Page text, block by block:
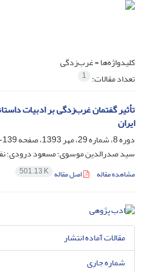
کلیدواژه‌ها =غرب‌زدگی
تعداد مقالات: 1
تأثیر گفتمان غرب‌زدگی بر ادبیات
ایران
دوره 8، شماره 29، مهر 1393، صفحه
139-160
سید صدرالدین موسوی؛ مسعود درودی؛
مشاهده مقاله اصل مقاله 501.13 K
مقالات آماده انتشار
شماره جاری